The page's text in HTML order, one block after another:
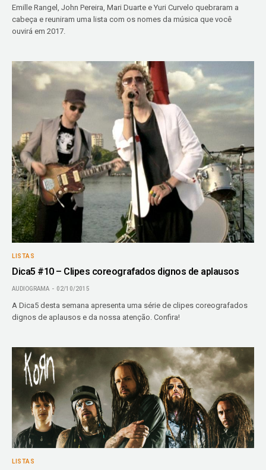
Emille Rangel, John Pereira, Mari Duarte e Yuri Curvelo quebraram a
cabeça e reuniram uma lista com os nomes da música que você
ouvirá em 2017.
LISTAS
Dica5 #10 – Clipes coreografados dignos de aplausos
AUDIOGRAMA 02/10/2015
A Dica5 desta semana apresenta uma série de clipes coreografados
dignos de aplausos e da nossa atenção. Confira!
LISTAS